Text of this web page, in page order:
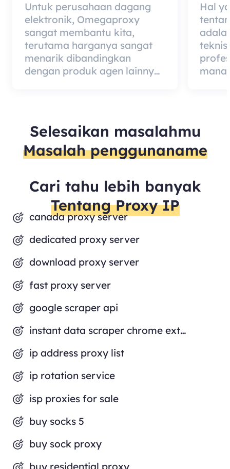
Untuk perusahaan dagang
elektronik, Omegaproxy
sangat membantu kita,
terutama harganya sangat
menarik dibandingkan
dengan produk agen lainnya,
Hal
Selesaikan masalahmu
Masalah penggunaname
Cari tahu lebih banyak
Tentang Proxy IP
canada proxy server
dedicated proxy server
download proxy server
fast proxy server
google scraper api
instant data scraper chrome extension
ip address proxy list
ip rotation service
isp proxies for sale
buy socks 5
buy sock proxy
buy residential proxy